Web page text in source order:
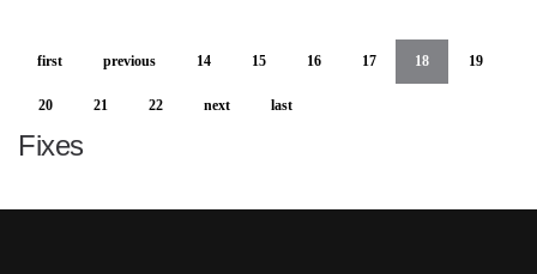
first previous 14 15 16 17 18 19
20 21 22 next last
Fixes